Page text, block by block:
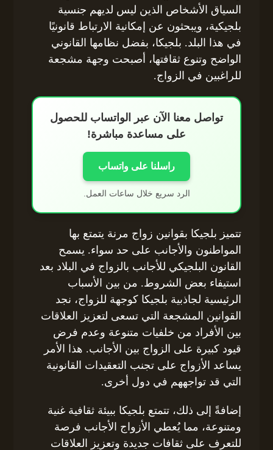
السياق الأشخاص الذين ليس لديهم جنسية
بلجيكية، ويبحثون عن إمكانية الارتباط قانونيًا
في هذا البلد. بلجيكا، بفضل نظامها القانوني
الواضح وتنوع ثقافتها، أصبحت وجهة مشجعة
للراغبين في الزواج.
تواصل معنا الآن عبر الواتساب للحصول
على مساعدة مباشرة!
راسلنا على واتساب
الرد سريع خلال ساعات العمل.
تتميز بلجيكا بقوانين زواج مرنة يتمتع بها
المواطنون والأجانب على حد سواء. يسمح
القانون البلجيكي للأجانب بالزواج في البلاد بعد
استيفاء بعض الشروط. من بين الأسباب
الرئيسية لجاذبية بلجيكا كوجهة للزواج، نجد
القوانين المشجعة التي تسعى لتعزيز العلاقات
بين الأفراد من خلفيات متنوعة وعدم فرض
قيود كبيرة على الزواج بين الأجانب. هذا الأمر
يساعد الأزواج على تجنب التعقيدات القانونية
التي قد تواجههم في دول أخرى.
إضافةً إلى ذلك، تتمتع بلجيكا ببيئة ثقافية غنية
ومتنوعة، مما يُعطي الأزواج الأجانب فرصة
للتعرف على ثقافات جديدة وتعزيز العلاقات